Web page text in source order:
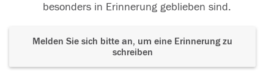
besonders in Erinnerung geblieben sind.
Melden Sie sich bitte an, um eine Erinnerung zu
schreiben